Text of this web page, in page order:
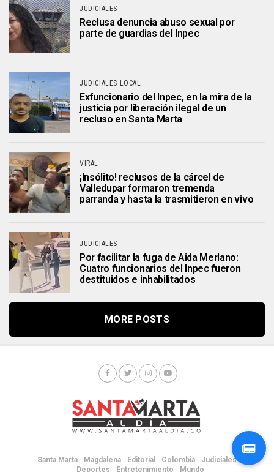
JUDICIALES
Reclusa denuncia abuso sexual por
parte de guardias del Inpec
JUDICIALES LOCAL
Exfuncionario del Inpec, en la mira de la
justicia por liberación ilegal de un
recluso en Santa Marta
VIRAL
¡Insólito! reclusos de la cárcel de
Valledupar formaron tremenda
parranda y hasta la trasmitieron en vivo
JUDICIALES
Por facilitar la fuga de Aida Merlano:
Cuatro funcionarios del Inpec fueron
destituidos e inhabilitados
MORE POSTS
Santa Marta Magdalena Editorial Colombia
Judiciales
Deportes
Entretenimiento Mundo